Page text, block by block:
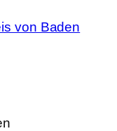
von Baden